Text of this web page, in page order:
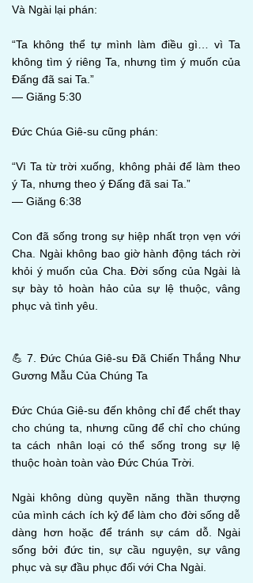
Và Ngài lại phán:
“Ta không thể tự mình làm điều gì… vì Ta
không tìm ý riêng Ta, nhưng tìm ý muốn của
Đấng đã sai Ta.”
— Giăng 5:30
Đức Chúa Giê-su cũng phán:
“Vì Ta từ trời xuống, không phải để làm theo
ý Ta, nhưng theo ý Đấng đã sai Ta.”
— Giăng 6:38
Con đã sống trong sự hiệp nhất trọn vẹn với
Cha. Ngài không bao giờ hành động tách rời
khỏi ý muốn của Cha. Đời sống của Ngài là
sự bày tỏ hoàn hảo của sự lệ thuộc, vâng
phục và tình yêu.
💪 7. Đức Chúa Giê-su Đã Chiến Thắng Như
Gương Mẫu Của Chúng Ta
Đức Chúa Giê-su đến không chỉ để chết thay
cho chúng ta, nhưng cũng để chỉ cho chúng
ta cách nhân loại có thể sống trong sự lệ
thuộc hoàn toàn vào Đức Chúa Trời.
Ngài không dùng quyền năng thần thượng
của mình cách ích kỷ để làm cho đời sống dễ
dàng hơn hoặc để tránh sự cám dỗ. Ngài
sống bởi đức tin, sự cầu nguyện, sự vâng
phục và sự đầu phục đối với Cha Ngài.